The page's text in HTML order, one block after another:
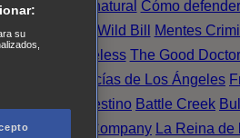
Sobrenatural Cómo
de Noche Wild Bill Mentes
crimen Timeless The Good Doctor
Finest. Policías de Los Ángeles
Último Destino Battle Creek
X Company La Reina de
su